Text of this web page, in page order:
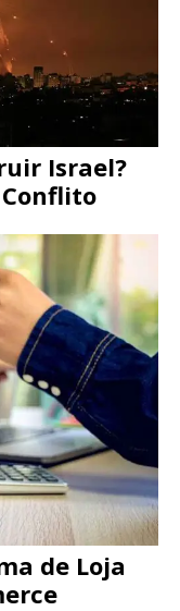
Israel?
de Loja